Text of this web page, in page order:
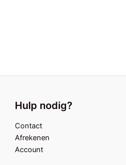
Hulp nodig?
Contact
Afrekenen
Account